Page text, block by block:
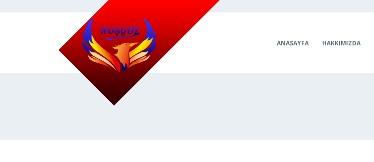
ANASAYFA HAKKIMIZDA